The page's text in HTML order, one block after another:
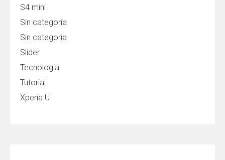
S4 mini
Sin categoría
Sin categoria
Slider
Tecnologia
Tutorial
Xperia U